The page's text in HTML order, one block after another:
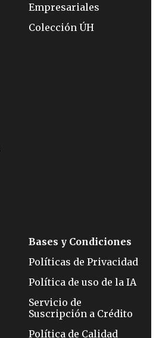
Empresariales
Colección ÚH
Bases y Condiciones
Políticas de Privacidad
Política de uso de la IA
Servicio de
Suscripción a Crédito
Política de Calidad